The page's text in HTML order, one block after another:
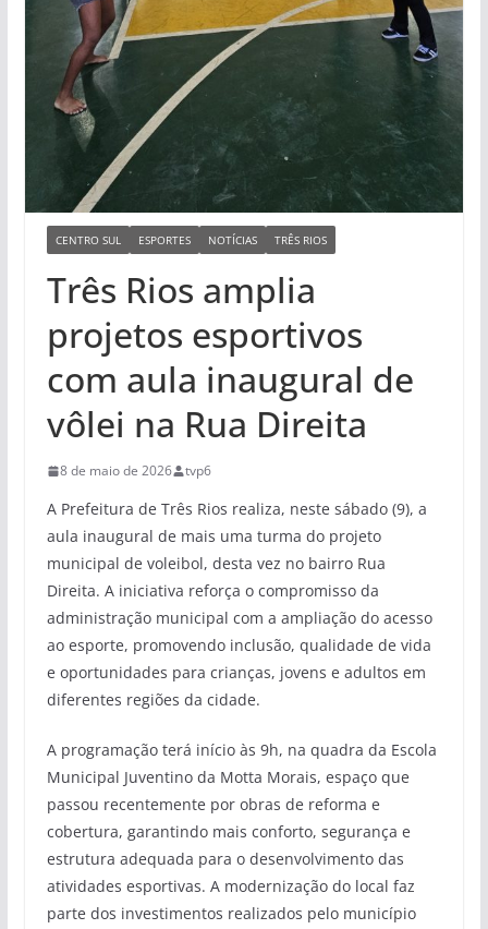
CENTRO SUL ESPORTES NOTÍCIAS TRÊS RIOS
Três Rios amplia
projetos esportivos
com aula inaugural de
vôlei na Rua Direita
8 de maio de 2026 tvp6
A Prefeitura de Três Rios realiza, neste sábado (9), a
aula inaugural de mais uma turma do projeto
municipal de voleibol, desta vez no bairro Rua
Direita. A iniciativa reforça o compromisso da
administração municipal com a ampliação do acesso
ao esporte, promovendo inclusão, qualidade de vida
e oportunidades para crianças, jovens e adultos em
diferentes regiões da cidade.
A programação terá início às 9h, na quadra da Escola
Municipal Juventino da Motta Morais, espaço que
passou recentemente por obras de reforma e
cobertura, garantindo mais conforto, segurança e
estrutura adequada para o desenvolvimento das
atividades esportivas. A modernização do local faz
parte dos investimentos realizados pelo município